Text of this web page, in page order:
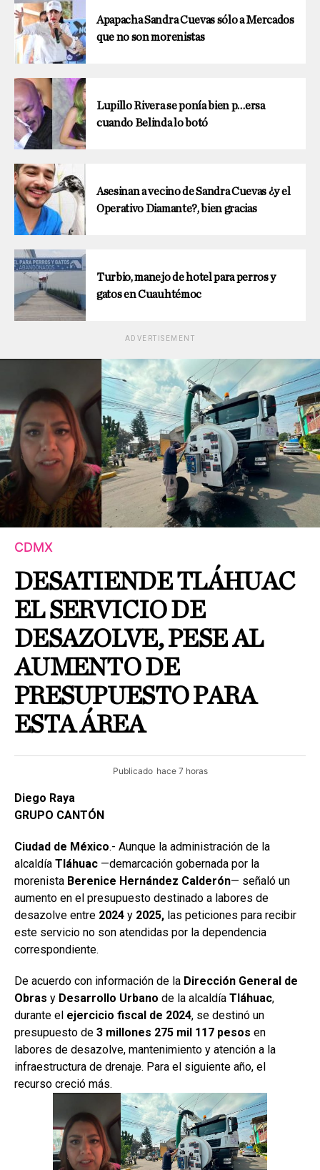
Apapacha Sandra Cuevas sólo a Mercados
que no son morenistas
Lupillo Rivera se ponía bien p…ersa
cuando Belinda lo botó
Asesinan a vecino de Sandra Cuevas ¿y el
Operativo Diamante?, bien gracias
Turbio, manejo de hotel para perros y
gatos en Cuauhtémoc
ADVERTISEMENT
CDMX
DESATIENDE TLÁHUAC
EL SERVICIO DE
DESAZOLVE, PESE AL
AUMENTO DE
PRESUPUESTO PARA
ESTA ÁREA
Publicado hace 7 horas
Diego Raya
GRUPO CANTÓN
Ciudad de México.- Aunque la administración de la
alcaldía Tláhuac —demarcación gobernada por la
morenista Berenice Hernández Calderón— señaló un
aumento en el presupuesto destinado a labores de
desazolve entre 2024 y 2025, las peticiones para recibir
este servicio no son atendidas por la dependencia
correspondiente.
De acuerdo con información de la Dirección General de
Obras y Desarrollo Urbano de la alcaldía Tláhuac,
durante el ejercicio fiscal de 2024, se destinó un
presupuesto de 3 millones 275 mil 117 pesos en
labores de desazolve, mantenimiento y atención a la
infraestructura de drenaje. Para el siguiente año, el
recurso creció más.